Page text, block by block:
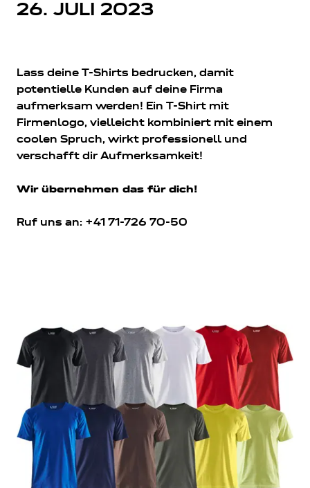
26. JULI 2023
Lass deine T-Shirts bedrucken, damit
potentielle Kunden auf deine Firma
aufmerksam werden! Ein T-Shirt mit
Firmenlogo, vielleicht kombiniert mit einem
coolen Spruch, wirkt professionell und
verschafft dir Aufmerksamkeit!
Wir übernehmen das für dich!
Ruf uns an: +41 71-726 70-50